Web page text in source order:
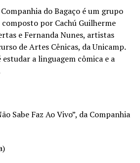
do Bagaço é um grupo
por Cachú Guilherme
e Fernanda Nunes, artistas
de Artes Cênicas, da Unicamp.
a linguagem cômica e a
Sabe Faz Ao Vivo”, da Companhia